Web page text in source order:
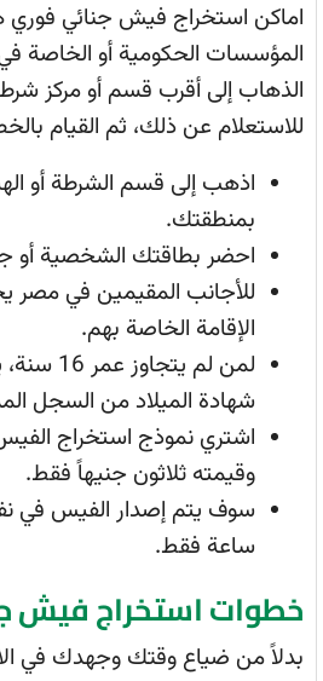
اماكن استخراج فيش جنائي فوري
المؤسسات الحكومية أو الخاصة
الذهاب إلى أقرب قسم أو مركز
للاستعلام عن ذلك، ثم القيام
اذهب إلى قسم الشرطة أو
بمنطقتك.
احضر بطاقتك الشخصية أو
للأجانب المقيمين في مصر
الإقامة الخاصة بهم.
لمن لم
شهادة الميلاد من السجل
اشتري نموذج استخراج
وقيمته ثلاثون جنيهاً فقط.
ساعة فقط.
خطوات استخراج فيش
بدلاً من ضياع وقتك وجهدك في